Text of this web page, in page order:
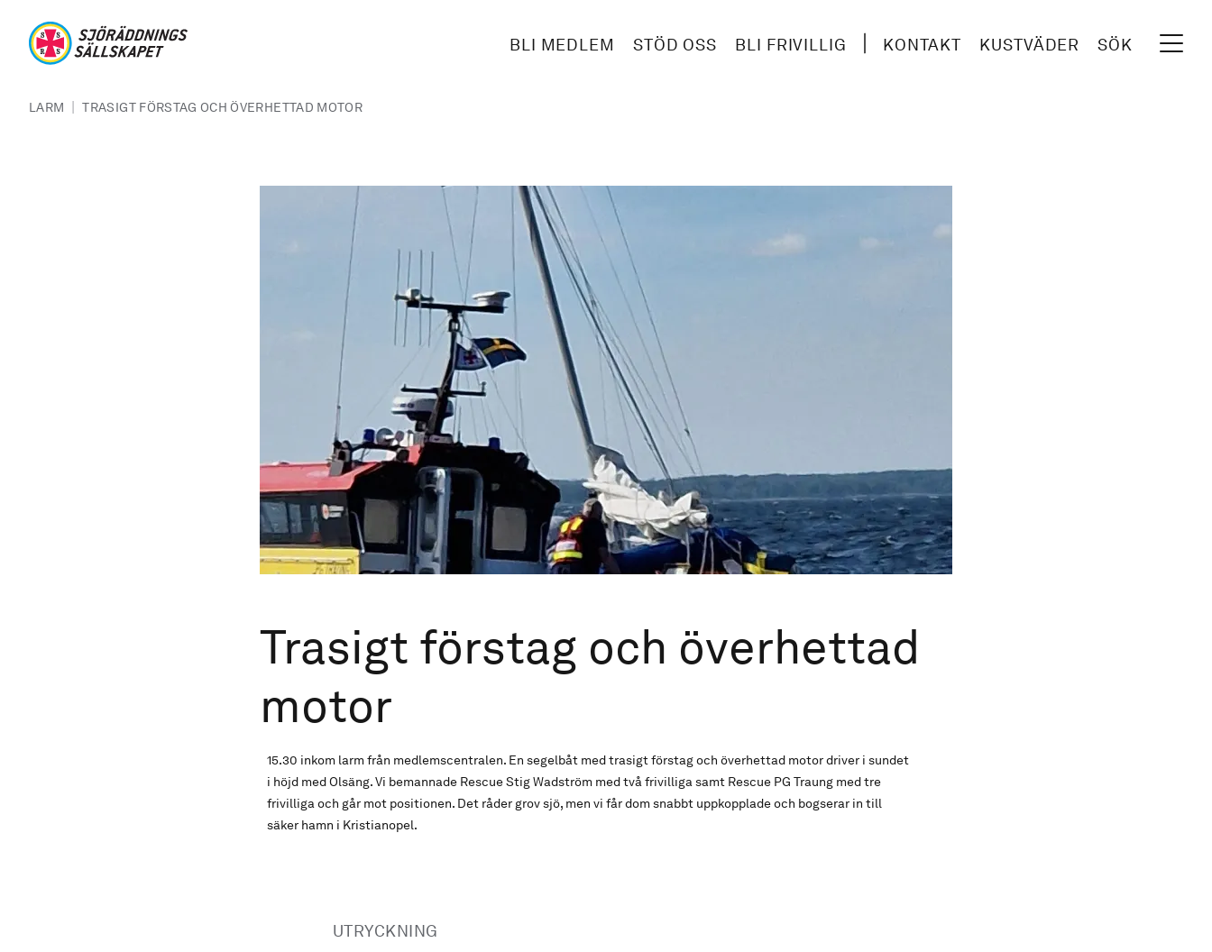
BLI MEDLEM STÖD OSS BLI FRIVILLIG KONTAKT KUSTVÄDER SÖK
LARM | TRASIGT FÖRSTAG OCH ÖVERHETTAD MOTOR
Trasigt förstag och överhettad
motor
15.30 inkom larm från medlemscentralen. En segelbåt med trasigt förstag och överhettad motor driver i sundet
i höjd med Olsäng. Vi bemannade Rescue Stig Wadström med två frivilliga samt Rescue PG Traung med tre
frivilliga och går mot positionen. Det råder grov sjö, men vi får dom snabbt uppkopplade och bogserar in till
säker hamn i Kristianopel.
UTRYCKNING